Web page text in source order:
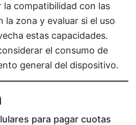
compatibilidad con las
la zona y evaluar si el uso
estas capacidades.
el consumo de
general del dispositivo.
para pagar cuotas